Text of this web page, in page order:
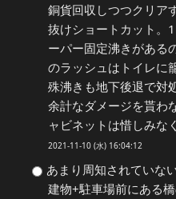
銅貨回収しつつクリア
抜けショートカット。
ーパー固定沸きがある
のラッシュはトイレに
殊沸きも地下後退で対
余計なダメージを貰わ
ャビネットは惜しみな
2021-11-10 (水) 16:04:12
あまり周知されていな
建物+駐車場前にある